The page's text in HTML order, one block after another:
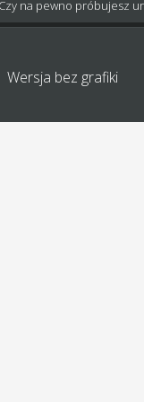
na pewno próbujesz
Wersja bez grafiki